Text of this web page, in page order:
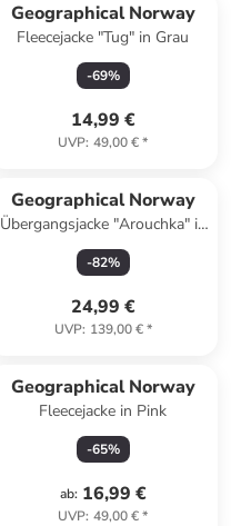
Geographical Norway
Fleecejacke "Tug" in Grau
-69%
14,99 €
UVP: 49,00 €*
Geographical Norway
Übergangsjacke "Arouchka" in
Beige
-82%
24,99 €
UVP: 139,00 €*
Geographical Norway
Fleecejacke in Pink
-65%
ab: 16,99 €
UVP: 49,00 €*